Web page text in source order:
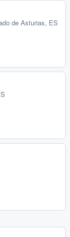
de Asturias, ES